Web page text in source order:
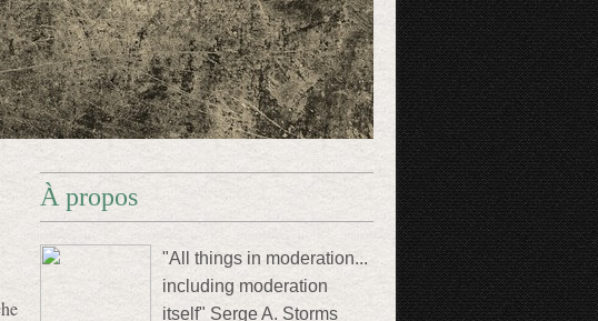
À propos
"All things in moderation...
including moderation
itself" Serge A. Storms